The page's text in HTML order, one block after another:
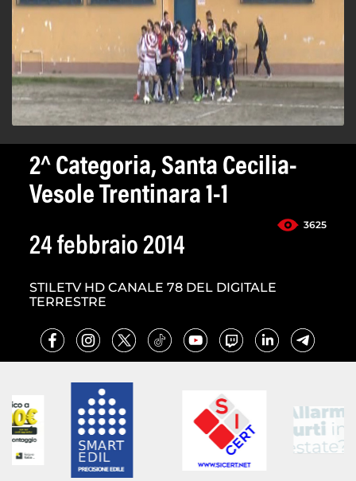
2^ Categoria, Santa Cecilia-
Vesole Trentinara 1-1
3625
24 febbraio 2014
STILETV HD CANALE 78 DEL DIGITALE
TERRESTRE